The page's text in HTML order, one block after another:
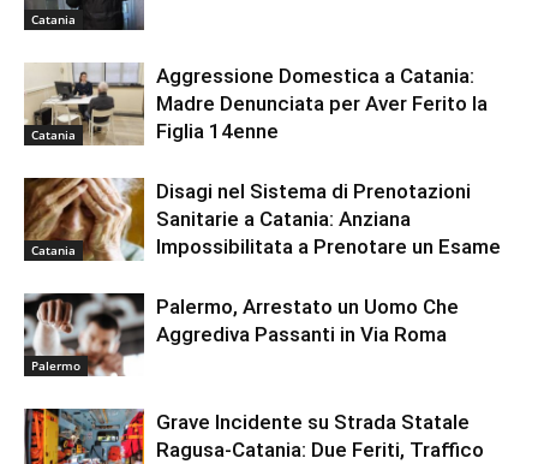
Catania
Catania
Aggressione Domestica a Catania:
Madre Denunciata per Aver Ferito la
Figlia 14enne
Catania
Disagi nel Sistema di Prenotazioni
Sanitarie a Catania: Anziana
Impossibilitata a Prenotare un Esame
Palermo
Palermo, Arrestato un Uomo Che
Aggrediva Passanti in Via Roma
Grave Incidente su Strada Statale
Ragusa-Catania: Due Feriti, Traffico